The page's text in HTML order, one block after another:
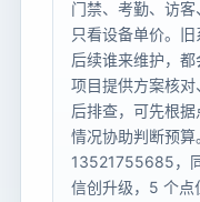
门禁、考勤、访
只看设备单价。旧
后续谁来维护，
项目提供方案核
后排查，可先根
情况协助判断预算
13521755685，
信创升级，5 个点